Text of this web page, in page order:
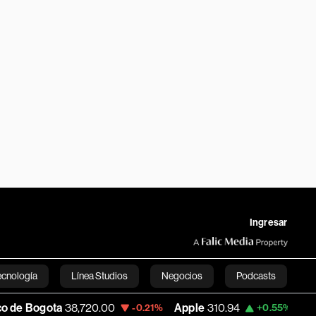
Ingresar
Línea Studios Negocios Podcasts
English
38,720.00 -0.21% Apple 310.94 +0.55% USD COP